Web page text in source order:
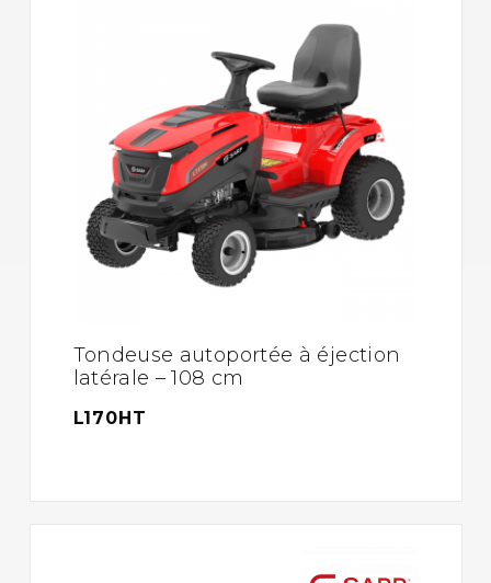
Tondeuse autoportée à éjection
latérale – 108 cm
L170HT